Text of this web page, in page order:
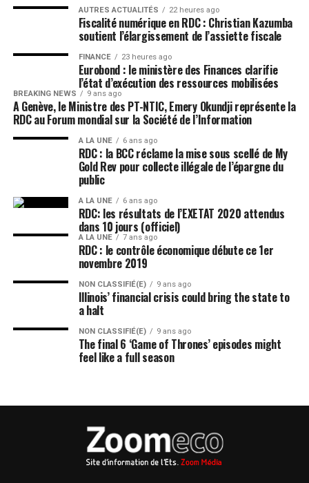
AUTRES ACTUALITÉS 22 heures ago
Fiscalité numérique en RDC : Christian Kazumba
soutient l’élargissement de l’assiette fiscale
FINANCE 23 heures ago
Eurobond : le ministère des Finances clarifie
l’état d’exécution des ressources mobilisées
BREAKING NEWS 9 ans ago
A Genève, le Ministre des PT-NTIC, Emery Okundji représente la
RDC au Forum mondial sur la Société de l’Information
A LA UNE 6 ans ago
RDC : la BCC réclame la mise sous scellé de My
Gold Rev pour collecte illégale de l’épargne du
public
A LA UNE 6 ans ago
RDC: les résultats de l’EXETAT 2020 attendus
dans 10 jours (officiel)
A LA UNE 7 ans ago
RDC : le contrôle économique débute ce 1er
novembre 2019
NON CLASSIFIÉ(E) 9 ans ago
Illinois’ financial crisis could bring the state to
a halt
NON CLASSIFIÉ(E) 9 ans ago
The final 6 ‘Game of Thrones’ episodes might
feel like a full season